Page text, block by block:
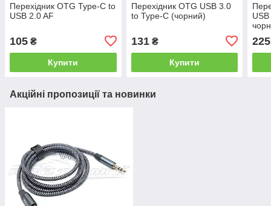
Перехідник OTG Type-C to
USB 2.0 AF
105 ₴
Купити
Перехідник OTG USB 3.0
to Type-C (чорний)
131₴
Купити
225
Акційні пропозиції та новинки